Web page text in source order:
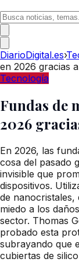
DiarioDigital.es›
en 2026 gracias
Tecnología
Fundas de
2026
En 2026, las
cosa del pasado
invisible que
dispositivos.
de nanocristales,
miedo a los
sector. Thomas
probado esta
subrayando que
cubiertas de